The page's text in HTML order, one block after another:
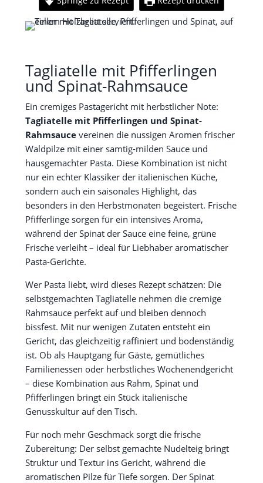
Tagliatelle mit Pfifferlingen
und Spinat-Rahmsauce
Ein cremiges Pastagericht mit herbstlicher Note:
Tagliatelle mit Pfifferlingen und Spinat-
Rahmsaucevereinen die nussigen Aromen frischer
Waldpilze mit einer samtig-milden Sauce und
hausgemachter Pasta. Diese Kombination ist nicht
nur ein echter Klassiker der italienischen Küche,
sondern auch ein saisonales Highlight, das
besonders in den Herbstmonaten begeistert. Frische
Pfifferlinge sorgen für ein intensives Aroma,
während der Spinat der Sauce eine feine, grüne
Frische verleiht – ideal für Liebhaber aromatischer
Pasta-Gerichte.
Wer Pasta liebt, wird dieses Rezept schätzen: Die
selbstgemachten Tagliatelle nehmen die cremige
Rahmsauce perfekt auf und bleiben dennoch
bissfest. Mit nur wenigen Zutaten entsteht ein
Gericht, das gleichzeitig raffiniert und bodenständig
ist. Ob als Hauptgang für Gäste, gemütliches
Familienessen oder herbstliches Wochenendgericht
– diese Kombination aus Rahm, Spinat und
Pfifferlingen bringt ein Stück italienische
Genusskultur auf den Tisch.
Für noch mehr Geschmack sorgt die frische
Zubereitung: Der selbst gemachte Nudelteig bringt
Struktur und Textur ins Gericht, während die
aromatischen Pilze für Tiefe sorgen. Der Spinat